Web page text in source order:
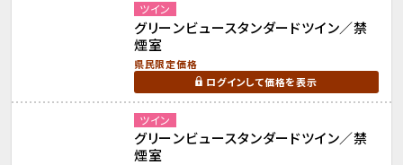
ツイン
グリーンビュースタンダードツイン／禁
煙室
県民限定価格
ログインして価格を表示
ツイン
グリーンビュースタンダードツイン／禁
煙室